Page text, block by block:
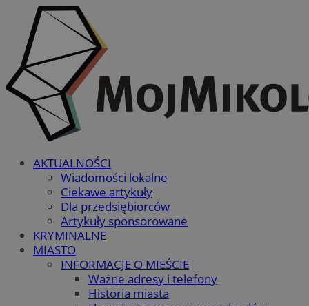
AKTUALNOŚCI
Wiadomości lokalne
Ciekawe artykuły
Dla przedsiębiorców
Artykuły sponsorowane
KRYMINALNE
MIASTO
INFORMACJE O MIEŚCIE
Ważne adresy i telefony
Historia miasta